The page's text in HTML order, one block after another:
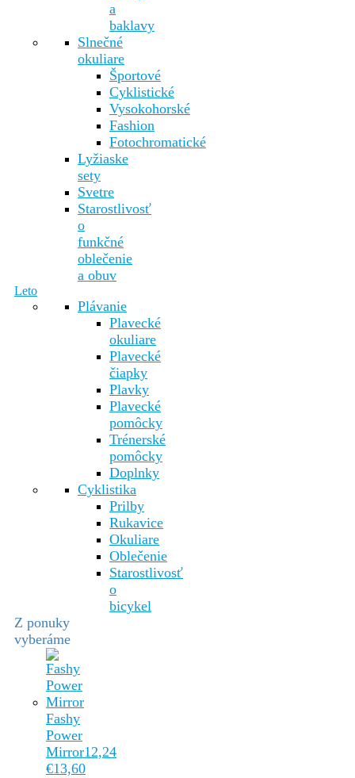
a
baklavy
Slnečné
okuliare
Športové
Cyklistické
Vysokohorské
Fashion
Fotochromatické
Lyžiaske
sety
Svetre
Starostlivosť
o
funkčné
oblečenie
a obuv
Leto
Plávanie
Plavecké
okuliare
Plavecké
čiapky
Plavky
Plavecké
pomôcky
Trénerské
pomôcky
Doplnky
Cyklistika
Prilby
Rukavice
Okuliare
Oblečenie
Starostlivosť
o
bicykel
Z ponuky
vyberáme
Fashy
Power
Mirror12,24
€13,60